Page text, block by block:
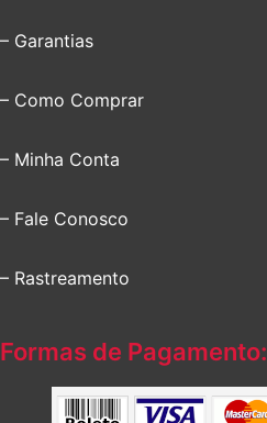
– Garantias
– Como Comprar
– Minha Conta
– Fale Conosco
– Rastreamento
Formas de Pagamento: